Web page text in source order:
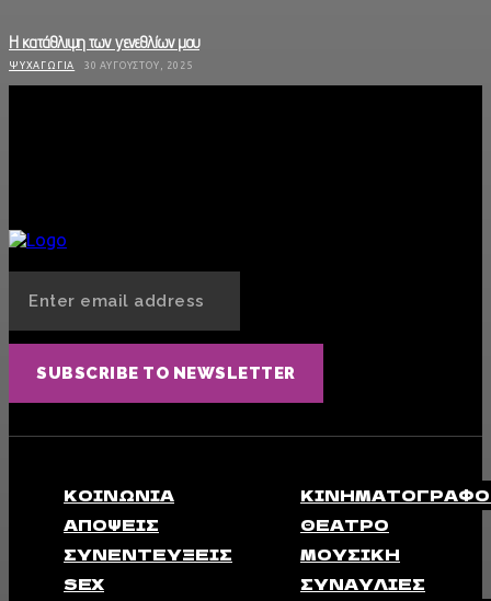
Η κατάθλιψη των γενεθλίων μου
ΨΥΧΑΓΩΓΊΑ 30 ΑΥΓΟΎΣΤΟΥ, 2025
SUBSCRIBE TO NEWSLETTER
ΚΟΙΝΩΝΊΑ
ΑΠΟΨΕΙΣ
ΣΥΝΕΝΤΕΎΞΕΙΣ
SEX
ΘΈΑΤΡΟ
ΜΟΥΣΙΚΉ
ΣΥΝΑΥΛΊΕΣ